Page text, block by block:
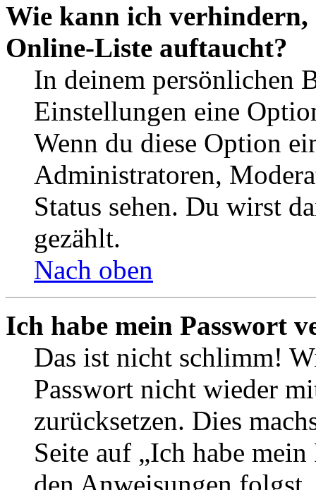
Wie kann ich verhindern,
Online-Liste auftaucht?
In deinem persönlichen
Einstellungen eine
Wenn du diese Option
Administratoren,
Status sehen. Du wirst
gezählt.
Nach oben
Ich habe mein Passwort
Das ist nicht schlimm!
Passwort nicht wieder
zurücksetzen. Dies
Seite auf „Ich habe